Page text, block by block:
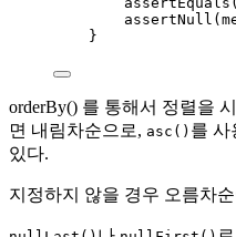
assertNull (
}
orderBy() 를 통해서 정렬을
면 내림차순으로, asc() 를 사
있다.
지정하지 않을 경우 오름차